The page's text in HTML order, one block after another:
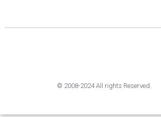
© 2008-2024 All rights Reserved.